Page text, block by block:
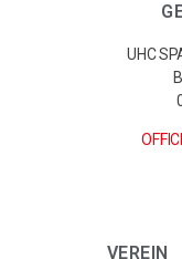
UHC
VEREIN